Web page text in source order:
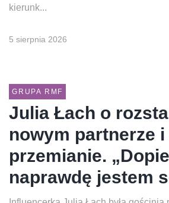
kierunk...
5 sierpnia 2026
GRUPA RMF
Julia Łach o
nowym partnerze
przemianie.
naprawdę jestem